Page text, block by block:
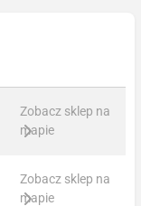
Zobacz sklep na
mapie
Zobacz sklep na
mapie